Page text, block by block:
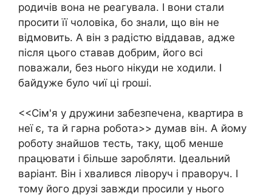
родичів вона не реагувала. І вони стали
просити її чоловіка, бо знали, що він не
відмовить. А він з радістю віддавав, адже
після цього ставав добрим, його всі
поважали, без нього нікуди не ходили. І
байдуже було чиї ці rроші.
<<Сім'я у дружини забезпечена, квартира в
неї є, та й гарна робота>> думав він. А йому
роботу знайшов тесть, таку, щоб менше
працювати і більше заробляти. Ідеальний
варіант. Він і хвалився ліворуч і праворуч. І
тому його друзі завжди просили у нього